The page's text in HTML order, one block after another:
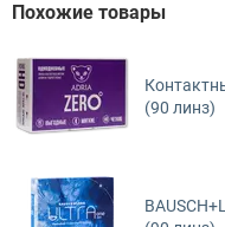
Похожие товары
(90 линз)